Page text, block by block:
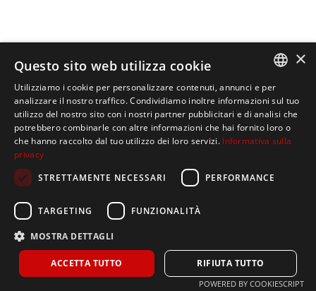
Home
La nostra azienda
ITALIAN
SPANISH
ENGLISH
×
Questo sito web utilizza cookie
Utilizziamo i cookie per personalizzare contenuti, annunci e per
analizzare il nostro traffico. Condividiamo inoltre informazioni sul tuo
utilizzo del nostro sito con i nostri partner pubblicitari e di analisi che
potrebbero combinarle con altre informazioni che hai fornito loro o
che hanno raccolto dal tuo utilizzo dei loro servizi. Informativa sulla
privacy
STRETTAMENTE NECESSARI
PERFORMANCE
TARGETING FUNZIONALITÀ
MOSTRA DETTAGLI
ACCETTA TUTTO RIFIUTA TUTTO
POWERED BY COOKIESCRIPT